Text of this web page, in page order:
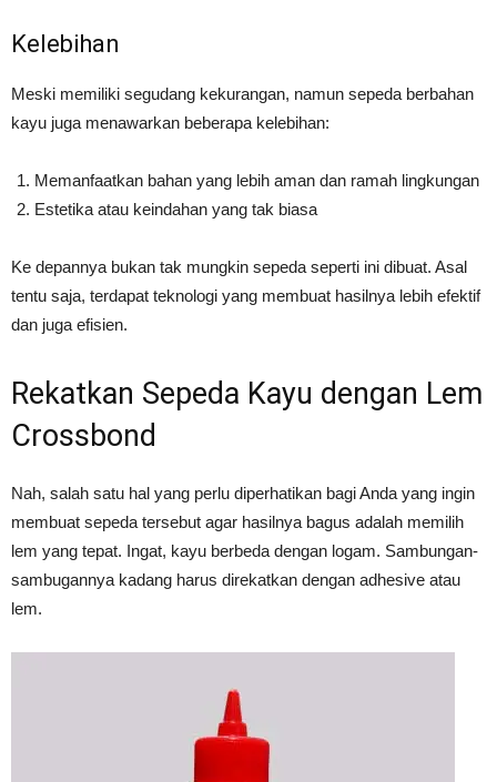
Kelebihan
Meski memiliki segudang kekurangan, namun sepeda berbahan
kayu juga menawarkan beberapa kelebihan:
Memanfaatkan bahan yang lebih aman dan ramah lingkungan
Estetika atau keindahan yang tak biasa
Ke depannya bukan tak mungkin sepeda seperti ini dibuat. Asal
tentu saja, terdapat teknologi yang membuat hasilnya lebih efektif
dan juga efisien.
Rekatkan Sepeda Kayu dengan Lem
Crossbond
Nah, salah satu hal yang perlu diperhatikan bagi Anda yang ingin
membuat sepeda tersebut agar hasilnya bagus adalah memilih
lem yang tepat. Ingat, kayu berbeda dengan logam. Sambungan-
sambugannya kadang harus direkatkan dengan adhesive atau
lem.